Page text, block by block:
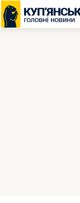
Перейти
до
вмісту